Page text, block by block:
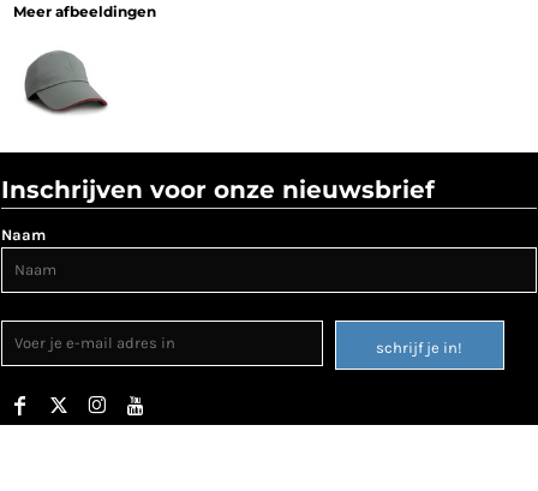
Meer afbeeldingen
Inschrijven voor onze nieuwsbrief
Naam
schrijf je in!